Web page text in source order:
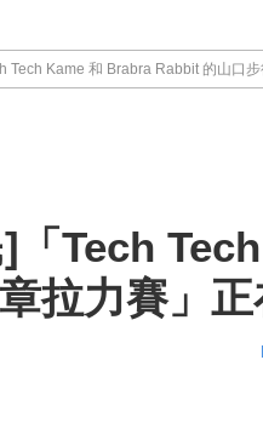
Tech Kame 和 Brabra Rabbit 的山口
「Tech
拉力賽」正